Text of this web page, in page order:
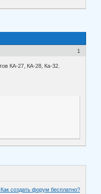
1
КА-27, КА-28, Ка-32.